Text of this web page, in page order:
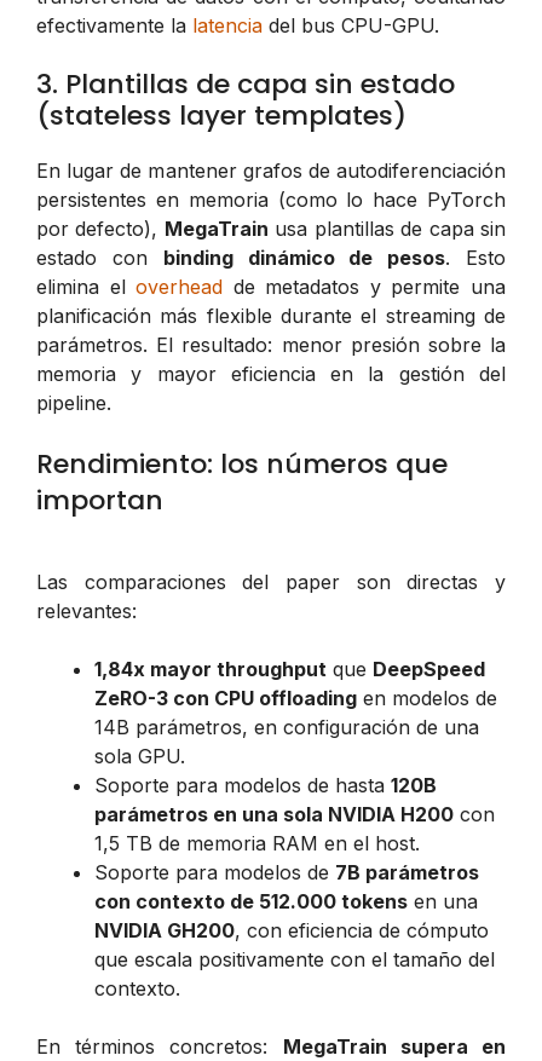
efectivamente la latencia del bus CPU-GPU.
3. Plantillas de capa sin estado
(stateless layer templates)
En lugar de mantener grafos de autodiferenciación
persistentes en memoria (como lo hace PyTorch
por defecto), MegaTrain usa plantillas de capa sin
estado con binding dinámico de pesos. Esto
elimina eloverhead de metadatos y permite una
planificación más flexible durante el streaming de
parámetros. El resultado: menor presión sobre la
memoria y mayor eficiencia en la gestión del
pipeline.
Rendimiento: los números que
importan
Las comparaciones del paper son directas y
relevantes:
1,84x mayor throughput que DeepSpeed
ZeRO-3 con CPU offloading en modelos de
14B parámetros, en configuración de una
sola GPU.
Soporte para modelos de hasta 120B
parámetros en una sola NVIDIA H200 con
1,5 TB de memoria RAM en el host.
Soporte para modelos de 7B parámetros
con contexto de 512.000 tokens en una
NVIDIA GH200, con eficiencia de cómputo
que escala positivamente con el tamaño del
contexto.
En términos concretos: MegaTrain supera en